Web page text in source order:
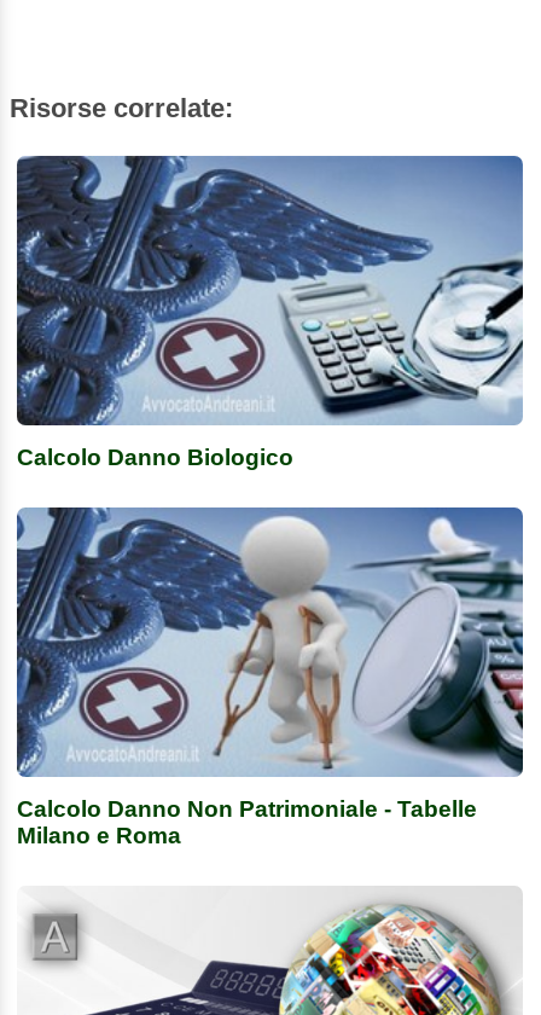
Risorse correlate:
Calcolo Danno Biologico
Calcolo Danno Non Patrimoniale - Tabelle
Milano e Roma